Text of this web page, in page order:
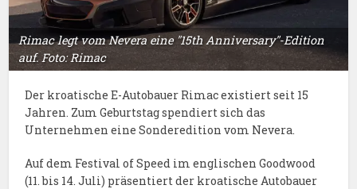
Rimac legt vom Nevera eine "15th Anniversary"-Edition
auf. Foto: Rimac
Der kroatische E-Autobauer Rimac existiert seit 15
Jahren. Zum Geburtstag spendiert sich das
Unternehmen eine Sonderedition vom Nevera.
Auf dem Festival of Speed im englischen Goodwood
(11. bis 14. Juli) präsentiert der kroatische Autobauer